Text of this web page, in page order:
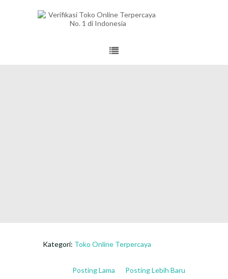
Kategori: Toko Online Terpercaya
Posting Lebih Baru
Posting Lama